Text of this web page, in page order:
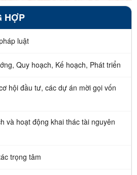
HỢP
luật
Quy hoạch, Kế hoạch, Phát triển
hội đầu tư, các dự án mời gọi vốn
và hoạt động khai thác tài nguyên
trọng tâm